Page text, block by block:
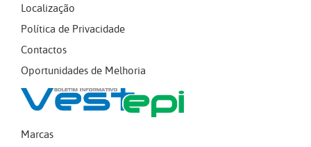
Localização
Política de Privacidade
Contactos
Oportunidades de Melhoria
Marcas